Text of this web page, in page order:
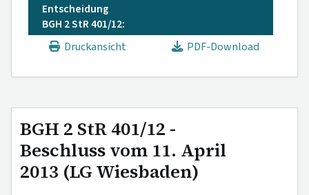
Entscheidung
BGH 2 StR 401/12:
Druckansicht
PDF-Download
BGH 2 StR 401/12 -
Beschluss vom 11. April
2013 (LG Wiesbaden)